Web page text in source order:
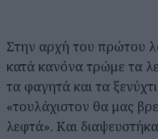
Στην αρχή του πρώτου
κατά κανόνα τρώμε τα
τα φαγητά και τα
«τουλάχιστον θα μας
λεφτά». Και